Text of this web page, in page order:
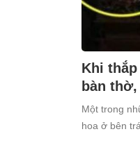
Khi
bàn
Một trong
hoa ở bên